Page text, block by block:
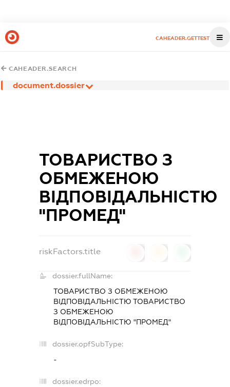
CAHEADER.GETTEST
CAHEADER.SEARCH
document.dossier
ТОВАРИСТВО З
ОБМЕЖЕНОЮ
ВІДПОВІДАЛЬНІСТЮ
"ПРОМЕД"
riskFactors.title
dossier.fullName:
ТОВАРИСТВО З ОБМЕЖЕНОЮ
ВІДПОВІДАЛЬНІСТЮ ТОВАРИСТВО
З ОБМЕЖЕНОЮ
ВІДПОВІДАЛЬНІСТЮ "ПРОМЕД"
dossier.opfSubType:
-
dossier.edrpo: